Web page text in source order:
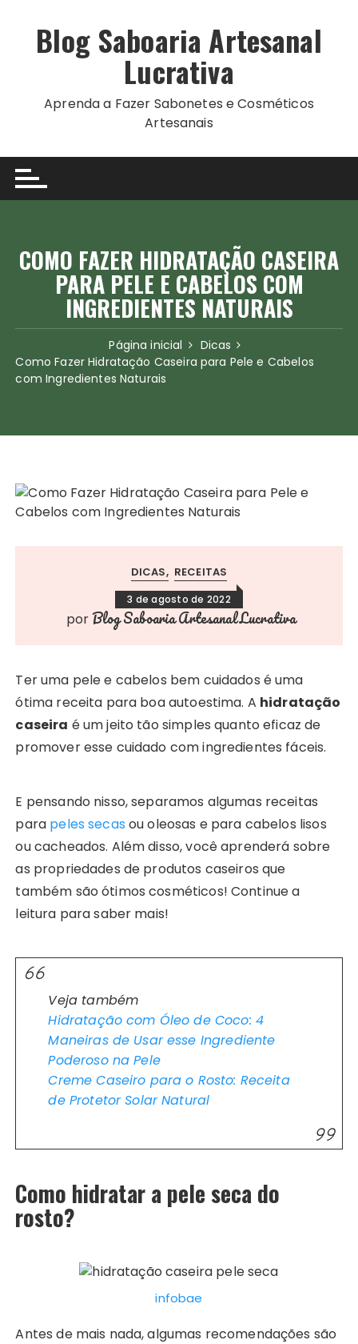
Blog Saboaria Artesanal
Lucrativa
Aprenda a Fazer Sabonetes e Cosméticos
Artesanais
COMO FAZER HIDRATAÇÃO CASEIRA
PARA PELE E CABELOS COM
INGREDIENTES NATURAIS
Página inicial
Dicas
Como Fazer Hidratação Caseira para Pele e Cabelos
com Ingredientes Naturais
DICAS RECEITAS
3 de agosto de 2022
por Blog Saboaria Artesanal Lucrativa
Ter uma pele e cabelos bem cuidados é uma
ótima receita para boa autoestima. A hidratação
caseira é um jeito tão simples quanto eficaz de
promover esse cuidado com ingredientes fáceis.
E pensando nisso, separamos algumas receitas
para peles secas ou oleosas e para cabelos lisos
ou cacheados. Além disso, você aprenderá sobre
as propriedades de produtos caseiros que
também são ótimos cosméticos! Continue a
leitura para saber mais!
Veja também
Hidratação com Óleo de Coco: 4
Maneiras de Usar esse Ingrediente
Poderoso na Pele
Creme Caseiro para o Rosto: Receita
de Protetor Solar Natural
Como hidratar a pele seca do
rosto?
infobae
Antes de mais nada, algumas recomendações são